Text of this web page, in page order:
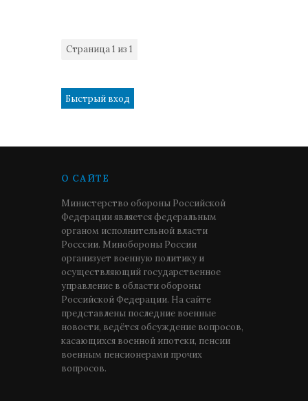
Страница1 из 1
О САЙТЕ
Министерство обороны Российской
Федерации является федеральным
органом исполнительной власти
Росссии. Минобороны России
организует военную политику и
осуществляющий государственное
управление в области обороны
Российской Федерации. На сайте
представлены последние военные
новости, ведётся обсуждение вопросов,
касающихся военной ипотеки, пенсии
военным пенсионерами прочих
вопросов.